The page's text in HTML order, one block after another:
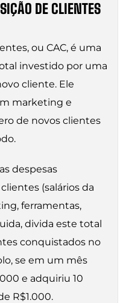
DE CLIENTES
ou CAC, é uma
investido por uma
cliente. Ele
marketing e
de novos clientes
despesas
(salários da
ferramentas,
divida este total
conquistados no
se em um mês
e adquiriu 10
R$1.000.